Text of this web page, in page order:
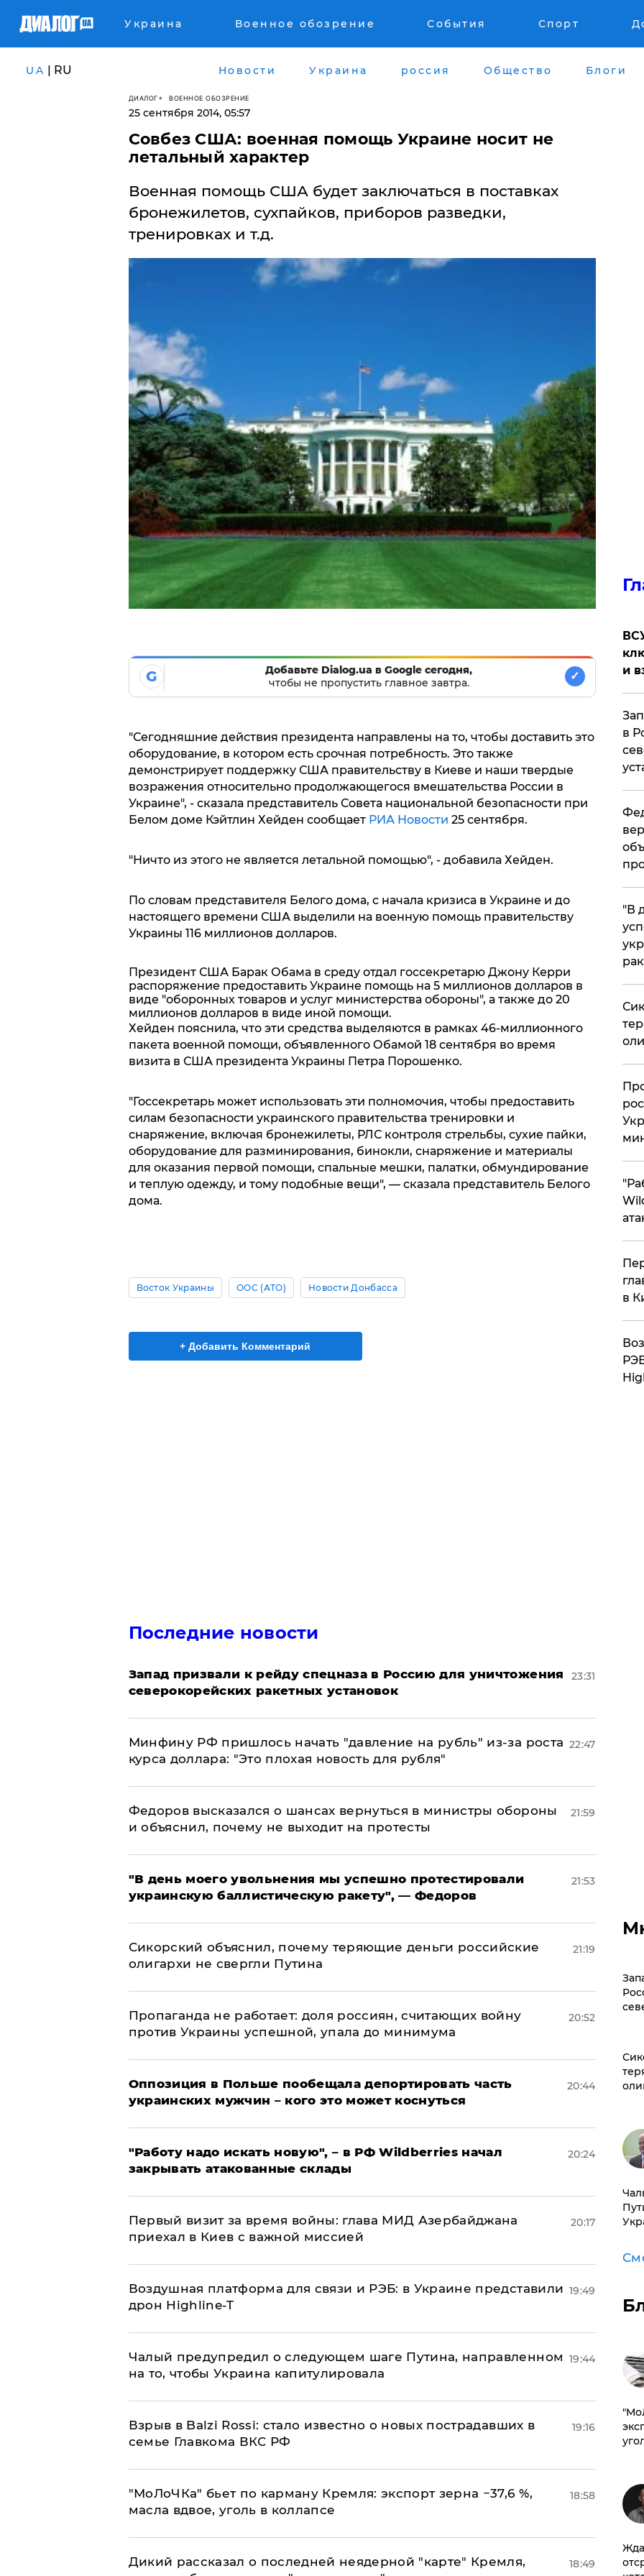
Украина Военное обозрение События Спорт
UA | RU Новости Украина россия Общество Блоги
ДИАЛОГ ВОЕННОЕ ОБОЗРЕНИЕ
25 сентября 2014, 05:57
Совбез США: военная помощь Украине носит не
летальный характер
Военная помощь США будет заключаться в поставках
бронежилетов, сухпайков, приборов разведки,
тренировках и т.д.
G
Добавьте Dialog.ua в Google сегодня,
чтобы не пропустить главное завтра.
✓
"Сегодняшние действия президента направлены на то, чтобы доставить это
оборудование, в котором есть срочная потребность. Это также
демонстрирует поддержку США правительству в Киеве и наши твердые
возражения относительно продолжающегося вмешательства России в
Украине", - сказала представитель Совета национальной безопасности при
Белом доме Кэйтлин Хейден сообщает РИА Новости 25 сентября.
"Ничто из этого не является летальной помощью", - добавила Хейден.
По словам представителя Белого дома, с начала кризиса в Украине и до
настоящего времени США выделили на военную помощь правительству
Украины 116 миллионов долларов.
Президент США Барак Обама в среду отдал госсекретарю Джону Керри
распоряжение предоставить Украине помощь на 5 миллионов долларов в
виде "оборонных товаров и услуг министерства обороны", а также до 20
миллионов долларов в виде иной помощи.
Хейден пояснила, что эти средства выделяются в рамках 46-миллионного
пакета военной помощи, объявленного Обамой 18 сентября во время
визита в США президента Украины Петра Порошенко.
"Госсекретарь может использовать эти полномочия, чтобы предоставить
силам безопасности украинского правительства тренировки и
снаряжение, включая бронежилеты, РЛС контроля стрельбы, сухие пайки,
оборудование для разминирования, бинокли, снаряжение и материалы
для оказания первой помощи, спальные мешки, палатки, обмундирование
и теплую одежду, и тому подобные вещи", — сказала представитель Белого
дома.
Восток Украины ООС (АТО) Новости Донбасса
+ Добавить Комментарий
Последние новости
Запад призвали к рейду спецназа в Россию для уничтожения
северокорейских ракетных установок
23:31
Минфину РФ пришлось начать "давление на рубль" из-за роста
курса доллара: "Это плохая новость для рубля"
22:47
Федоров высказался о шансах вернуться в министры обороны
и объяснил, почему не выходит на протесты
21:59
​"В день моего увольнения мы успешно протестировали
украинскую баллистическую ракету", — Федоров
21:53
Сикорский объяснил, почему теряющие деньги российские
олигархи не свергли Путина
21:19
​Пропаганда не работает: доля россиян, считающих войну
против Украины успешной, упала до минимума
20:52
Оппозиция в Польше пообещала депортировать часть
украинских мужчин – кого это может коснуться
20:44
"Работу надо искать новую", – в РФ Wildberries начал
закрывать атакованные склады
20:24
Первый визит за время войны: глава МИД Азербайджана
приехал в Киев с важной миссией
20:17
Воздушная платформа для связи и РЭБ: в Украине представили
дрон Highline-T
19:49
Чалый предупредил о следующем шаге Путина, направленном
на то, чтобы Украина капитулировала
19:44
Взрыв в Balzi Rossi: стало известно о новых пострадавших в
семье Главкома ВКС РФ
19:16
​"МоЛоЧКа" бьет по карману Кремля: экспорт зерна −37,6 %,
масла вдвое, уголь в коллапсе
18:58
Дикий рассказал о последней неядерной "карте" Кремля,
18:49
и
в
​"В
в